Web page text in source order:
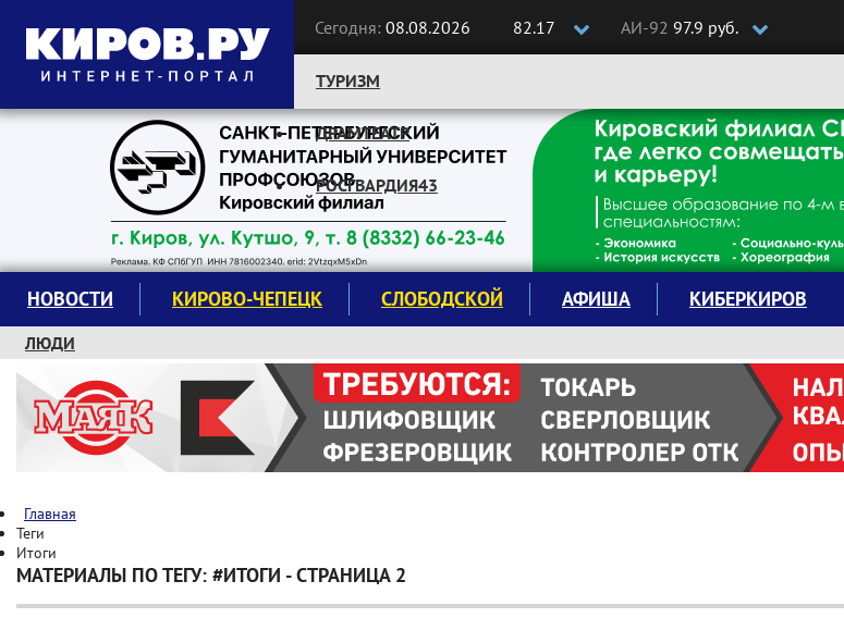
Сегодня: 08.08.2026 82.17 АИ-92 97.9 руб.
Следите за новостями:
ТУРИЗМ
ДРАМТЕАТР
РОСГВАРДИЯ43
НОВОСТИ КИРОВО-ЧЕПЕЦК СЛОБОДСКОЙ АФИША КИБЕРКИРОВ
ЛЮДИ
КРУЖКИ И СЕКЦИИ
ЗАВОДУ "МАЯК" 85 ЛЕТ
ЭКОЛОГИЯ
Главная
Теги
Итоги
МАТЕРИАЛЫ ПО ТЕГУ: #ИТОГИ - СТРАНИЦА 2